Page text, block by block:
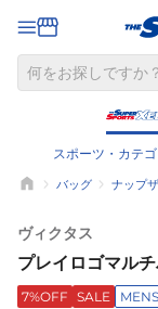
スポーツ・カテゴ
バッグ ナップ
ヴィクタス
プレイロゴマル
7%OFF SALE MENS